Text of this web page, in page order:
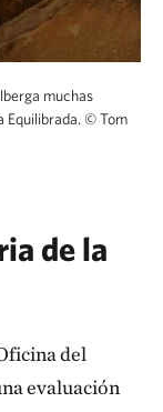
muchas
Equilibrada. © Tom
de la
del
evaluación